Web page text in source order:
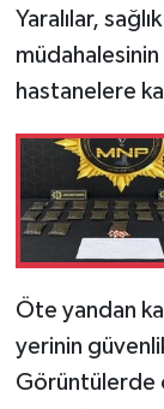
Yaralılar,
hastanelere
Öte yandan
yerinin
Görüntülerde